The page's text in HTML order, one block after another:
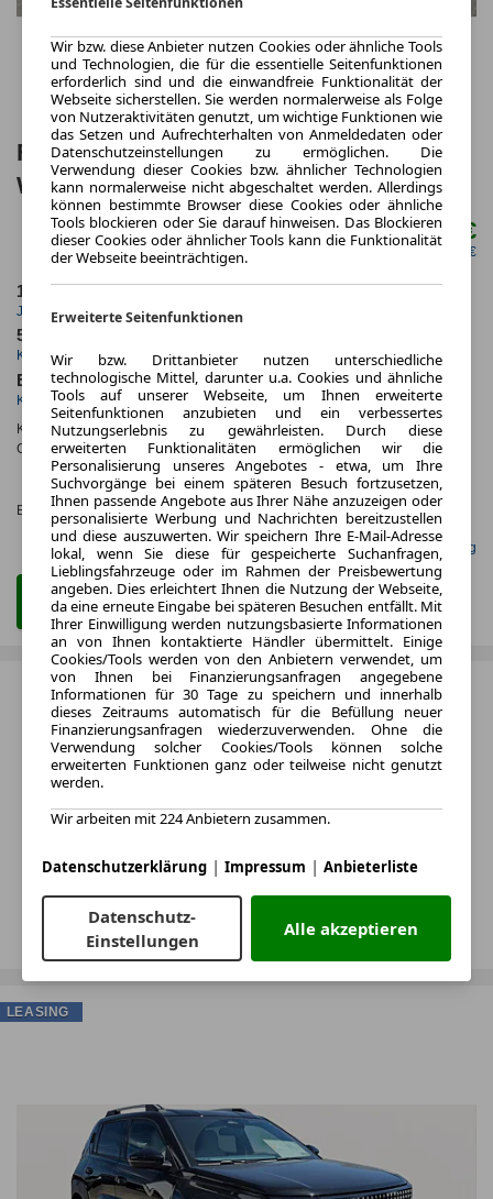
Fiat Grande Panda LA PRIMA Elektro
Winter Paket
ab mtl.235,00 €
netto mtl. 197,48 €
10.000,0 km
Jahrliche Fahrleistung
5 km
Kilometerstand Leistung
Elektro
Kraftstoff
Kraftstoffverbr.¹: ca. 17,0 kWh/100km(komb.)
CO
-Emissionen*: ca. 0 g/km(komb.)
Effizienzklasse:
CO₂-
KLASSE
A (KOMB.)
Gefunden auf mobile.de Leasing
Zum Leasing Angebot
LEASING
Wir bzw. diese Anbieter nutzen Cookies oder ähnliche Tools
und Technologien, die für die essentielle Seitenfunktionen
erforderlich sind und die einwandfreie Funktionalität der
Webseite sicherstellen. Sie werden normalerweise als Folge
von Nutzeraktivitäten genutzt, um wichtige Funktionen wie
das Setzen und Aufrechterhalten von Anmeldedaten oder
Datenschutzeinstellungen zu ermöglichen. Die
Verwendung dieser Cookies bzw. ähnlicher Technologien
kann normalerweise nicht abgeschaltet werden. Allerdings
können bestimmte Browser diese Cookies oder ähnliche
Tools blockieren oder Sie darauf hinweisen. Das Blockieren
dieser Cookies oder ähnlicher Tools kann die Funktionalität
der Webseite beeinträchtigen.
Erweiterte Seitenfunktionen
Wir bzw. Drittanbieter nutzen unterschiedliche
technologische Mittel, darunter u.a. Cookies und ähnliche
Tools auf unserer Webseite, um Ihnen erweiterte
Seitenfunktionen anzubieten und ein verbessertes
Nutzungserlebnis zu gewährleisten. Durch diese
erweiterten Funktionalitäten ermöglichen wir die
Personalisierung unseres Angebotes - etwa, um Ihre
Suchvorgänge bei einem späteren Besuch fortzusetzen,
Ihnen passende Angebote aus Ihrer Nähe anzuzeigen oder
personalisierte Werbung und Nachrichten bereitzustellen
und diese auszuwerten. Wir speichern Ihre E-Mail-Adresse
lokal, wenn Sie diese für gespeicherte Suchanfragen,
Lieblingsfahrzeuge oder im Rahmen der Preisbewertung
angeben. Dies erleichtert Ihnen die Nutzung der Webseite,
da eine erneute Eingabe bei späteren Besuchen entfällt. Mit
Ihrer Einwilligung werden nutzungsbasierte Informationen
an von Ihnen kontaktierte Händler übermittelt. Einige
Cookies/Tools werden von den Anbietern verwendet, um
von Ihnen bei Finanzierungsanfragen angegebene
Informationen für 30 Tage zu speichern und innerhalb
dieses Zeitraums automatisch für die Befüllung neuer
Finanzierungsanfragen wiederzuverwenden. Ohne die
Verwendung solcher Cookies/Tools können solche
erweiterten Funktionen ganz oder teilweise nicht genutzt
werden.
Wir arbeiten mit 224 Anbietern zusammen.
Datenschutzerklärung | Impressum | Anbieterliste
Datenschutz-
Einstellungen
Alle akzeptieren